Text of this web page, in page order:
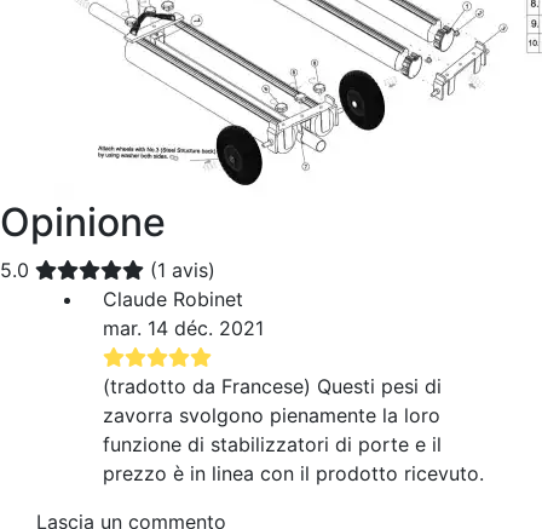
Opinione
5.0
(1 avis)
Claude Robinet
mar. 14 déc. 2021
(tradotto da Francese) Questi pesi di
zavorra svolgono pienamente la loro
funzione di stabilizzatori di porte e il
prezzo è in linea con il prodotto ricevuto.
Lascia un commento